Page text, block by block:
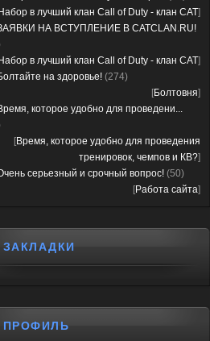
Набор в лучший клан Call of Duty - клан CAT]
НА ВСТУПЛЕНИЕ В CATCLAN.RU!
Набор в лучший клан Call of Duty - клан CAT]
на здоровье! (274)
[Болтовня]
которое удобно для проведени...
[Время, которое удобно для проведения
тренировок, чемпов и КВ?]
серьезный и срочный вопрос! (50)
[Работа сайта]
ЗАКЛАДКИ
ПРОФИЛЬ